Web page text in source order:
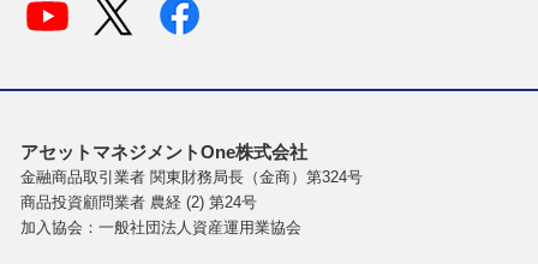
アセットマネジメントOne株式会社
金融商品取引業者 関東財務局長（金商）第324号
商品投資顧問業者 農経 (2) 第24号
加入協会：一般社団法人資産運用業協会